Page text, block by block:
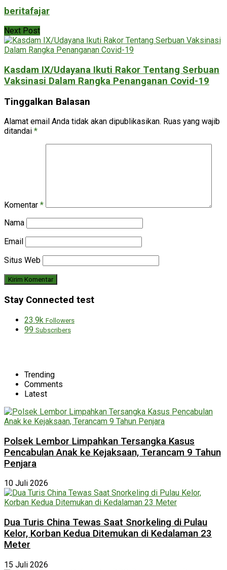
beritafajar
Next Post
Kasdam IX/Udayana Ikuti Rakor Tentang Serbuan
Vaksinasi Dalam Rangka Penanganan Covid-19
Tinggalkan Balasan
Alamat email Anda tidak akan dipublikasikan. Ruas yang wajib
ditandai *
Komentar *
Nama
Email
Situs Web
Stay Connected test
23.9k Followers
99 Subscribers
Trending
Comments
Latest
Polsek Lembor Limpahkan Tersangka Kasus
Pencabulan Anak ke Kejaksaan, Terancam 9 Tahun
Penjara
10 Juli 2026
Dua Turis China Tewas Saat Snorkeling di Pulau
Kelor, Korban Kedua Ditemukan di Kedalaman 23
Meter
15 Juli 2026